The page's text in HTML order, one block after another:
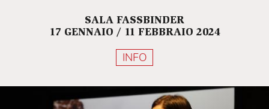
SALA FASSBINDER
17 GENNAIO / 11 FEBBRAIO 2024
INFO